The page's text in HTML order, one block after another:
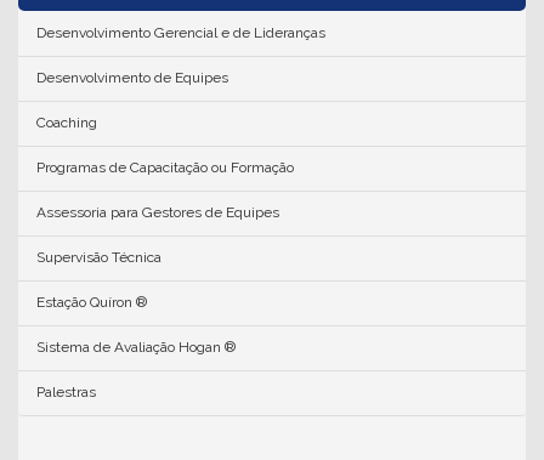
Desenvolvimento Gerencial e de Lideranças
Desenvolvimento de Equipes
Coaching
Programas de Capacitação ou Formação
Assessoria para Gestores de Equipes
Supervisão Técnica
Estação Quíron ®
Sistema de Avaliação Hogan ®
Palestras